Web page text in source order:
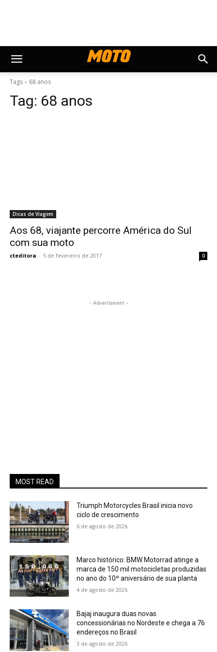
Tags 68 anos
Tag: 68 anos
Dicas de Viagem
Aos 68, viajante percorre América do Sul
com sua moto
cteditora - 5 de fevereiro de 2017 0
- Advertisment -
MOST READ
Triumph Motorcycles Brasil inicia novo
ciclo de crescimento
6 de agosto de 2026
Marco histórico: BMW Motorrad atinge a
marca de 150 mil motocicletas produzidas
no ano do 10º aniversário de sua planta
4 de agosto de 2026
Bajaj inaugura duas novas
concessionárias no Nordeste e chega a 76
endereços no Brasil
3 de agosto de 2026